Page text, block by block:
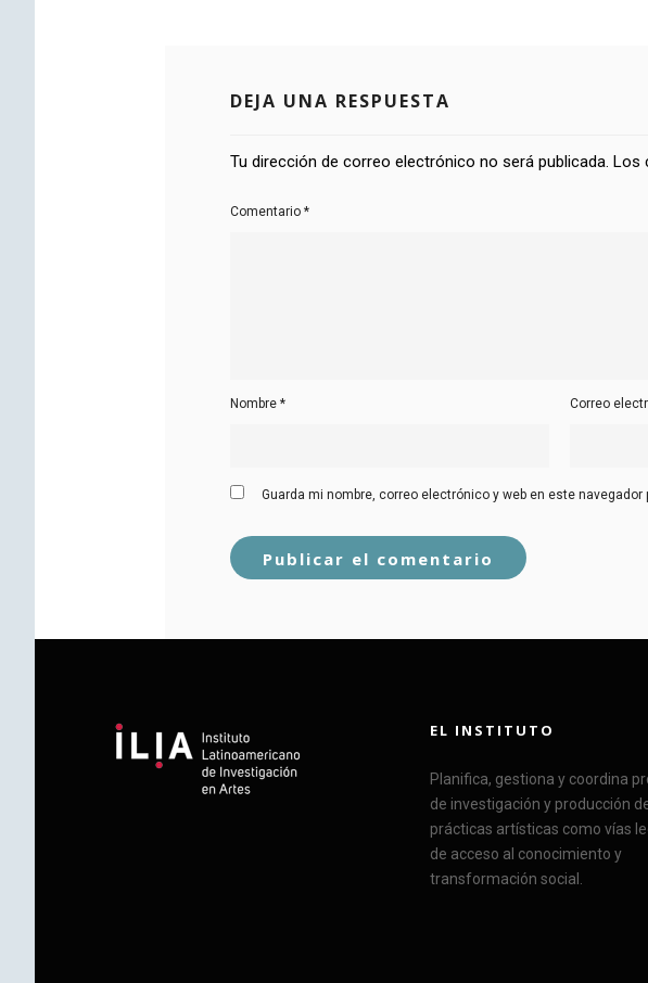
DEJA UNA RESPUESTA
Tu dirección de correo electrónico no será publicada. Los
Comentario *
Nombre * Correo
Guarda mi nombre, correo electrónico y web en este
EL INSTITUTO
Planifica, gestiona y coordina
de investigación y producción
prácticas artísticas como vías
de acceso al conocimiento y
transformación social.